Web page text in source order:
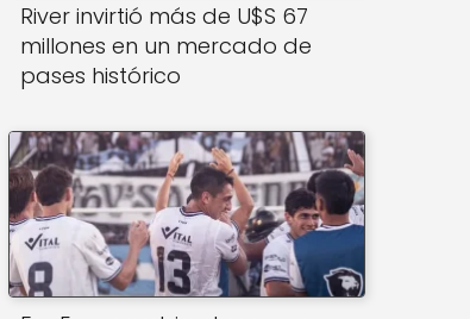
River invirtió más de U$S 67
millones en un mercado de
pases histórico